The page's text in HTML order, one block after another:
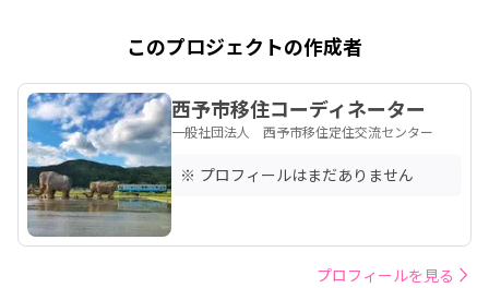
このプロジェクトの作成者
西予市移住コーディネーター
一般社団法人 西予市移住定住交流センター
※ プロフィールはまだありません
プロフィールを見る